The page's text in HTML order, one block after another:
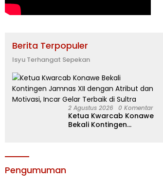
Berita Terpopuler
Isyu Terhangat Sepekan
2 Agustus 2026 0 Komentar
Ketua Kwarcab Konawe
Bekali Kontingen
Pengumuman